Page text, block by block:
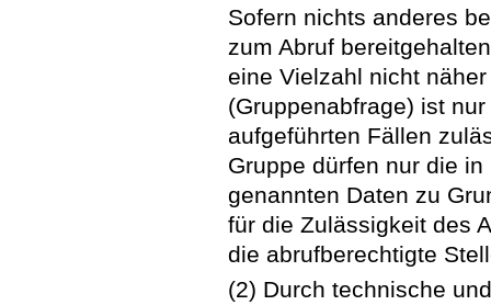
Sofern nichts anderes
zum Abruf
eine Vielzahl nicht
(Gruppenabfrage) ist
aufgeführten Fällen
Gruppe dürfen nur die
genannten Daten zu
für die Zulässigkeit des
die abrufberechtigte
(2) Durch technische